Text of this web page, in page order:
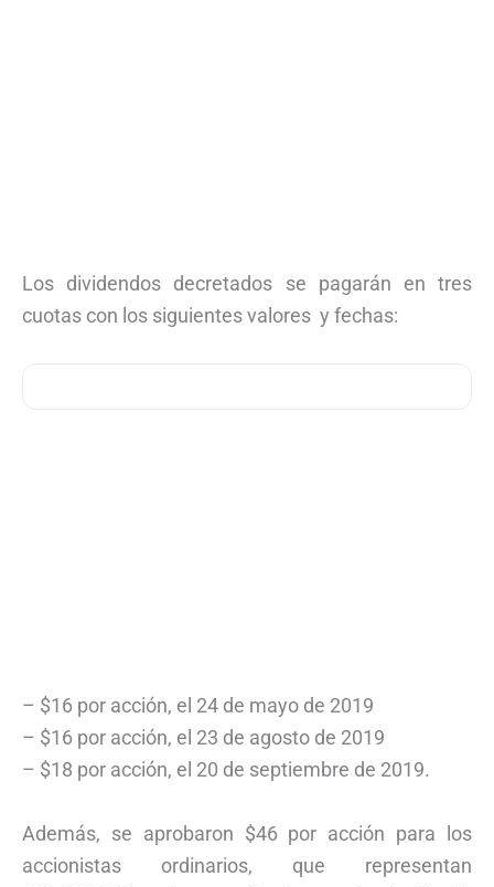
Los dividendos decretados se pagarán en tres
cuotas con los siguientes valores y fechas:
– $16 por acción, el 24 de mayo de 2019
– $16 por acción, el 23 de agosto de 2019
– $18 por acción, el 20 de septiembre de 2019.
Además, se aprobaron $46 por acción para los
accionistas ordinarios, que representan